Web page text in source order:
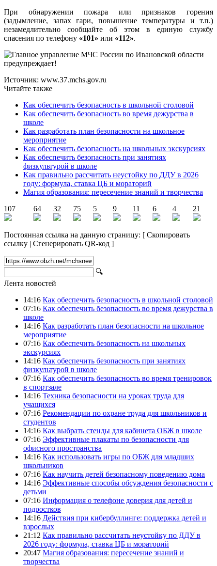
При обнаружении пожара или признаков горения
(задымление, запах гари, повышение температуры и т.п.)
незамедлительно сообщайте об этом в единую службу
спасения по телефону «101» или «112».
Источник: www.37.mchs.gov.ru
Читайте также
Как обеспечить безопасность в школьной столовой
Как обеспечить безопасность во время дежурства в
школе
Как разработать план безопасности на школьное
мероприятие
Как обеспечить безопасность на школьных экскурсиях
Как обеспечить безопасность при занятиях
физкультурой в школе
Как правильно рассчитать неустойку по ДДУ в 2026
году: формула, ставка ЦБ и мораторий
Магия образования: пересечение знаний и творчества
107
64 32 75 5 9 11 6 4 21
Постоянная ссылка на данную страницу: [ Скопировать
ссылку | Сгенерировать QR-код ]
🔍
Лента новостей
14:16 Как обеспечить безопасность в школьной столовой
07:16 Как обеспечить безопасность во время дежурства в
школе
14:16 Как разработать план безопасности на школьное
мероприятие
07:16 Как обеспечить безопасность на школьных
экскурсиях
14:16 Как обеспечить безопасность при занятиях
физкультурой в школе
07:16 Как обеспечить безопасность во время тренировок
в спортзале
14:16 Техника безопасности на уроках труда для
учащихся
07:16 Рекомендации по охране труда для школьников и
студентов
14:16 Как выбрать стенды для кабинета ОБЖ в школе
07:16 Эффективные плакаты по безопасности для
офисного пространства
14:16 Как использовать игры по ОБЖ для младших
школьников
07:16 Как научить детей безопасному поведению дома
14:16 Эффективные способы обсуждения безопасности с
детьми
07:16 Информация о телефоне доверия для детей и
подростков
14:16 Действия при кибербуллинге: поддержка детей и
взрослых
21:12 Как правильно рассчитать неустойку по ДДУ в
2026 году: формула, ставка ЦБ и мораторий
20:47 Магия образования: пересечение знаний и
творчества